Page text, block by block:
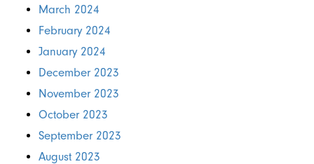
March 2024
February 2024
January 2024
December 2023
November 2023
October 2023
September 2023
August 2023